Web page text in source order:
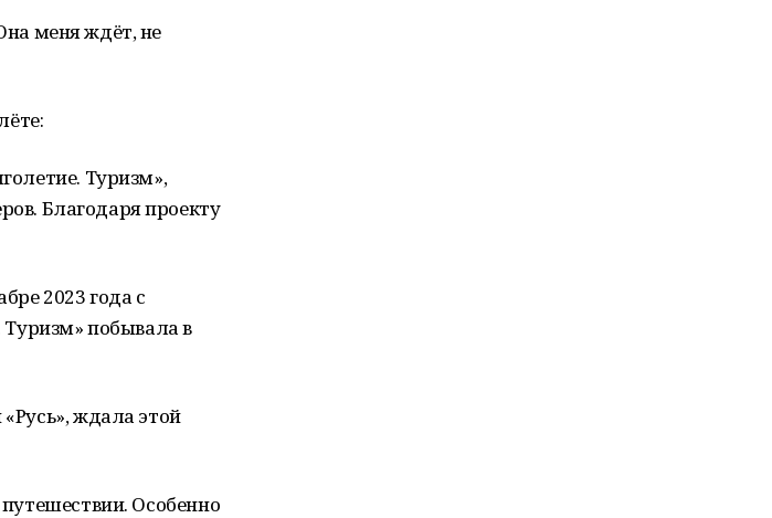
меня ждёт, не
Туризм»,
Благодаря проекту
2023 года с
побывала в
ждала этой
Особенно